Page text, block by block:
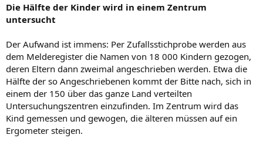
Die Hälfte der Kinder wird in einem Zentrum
untersucht
Der Aufwand ist immens: Per Zufallsstichprobe werden aus
dem Melderegister die Namen von 18 000 Kindern gezogen,
deren Eltern dann zweimal angeschrieben werden. Etwa die
Hälfte der so Angeschriebenen kommt der Bitte nach, sich in
einem der 150 über das ganze Land verteilten
Untersuchungszentren einzufinden. Im Zentrum wird das
Kind gemessen und gewogen, die älteren müssen auf ein
Ergometer steigen.